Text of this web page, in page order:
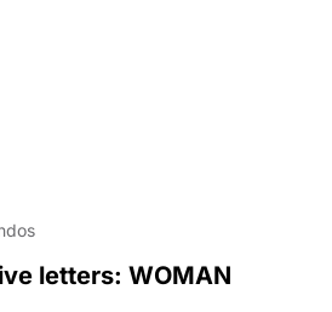
letters: WOMAN